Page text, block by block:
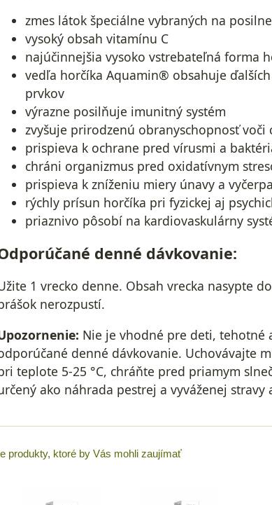
zmes látok špeciálne vybraných na
vysoký obsah vitamínu C
najúčinnejšia vysoko vstrebateľná forma
vedľa horčíka Aquamin® obsahuje
prvkov
výrazne posilňuje imunitný systém
zvyšuje prirodzenú obranyschopnosť voči
prispieva k ochrane pred vírusmi a
chráni organizmus pred oxidatívnym
prispieva k zníženiu miery únavy a
rýchly prísun horčíka pri fyzickej aj
priaznivo pôsobí na kardiovaskulárny
denné dávkovanie:
1 vrecko denne. Obsah vrecka nasypte
nerozpustí.
Nie je vhodné pre deti, tehotné
denné dávkovanie. Uchovávajte
teplote 5-25 °C, chráňte pred priamym
ako náhrada pestrej a vyváženej
produkty, ktoré by Vás mohli zaujímať